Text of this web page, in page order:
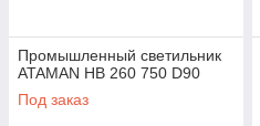
Промышленный светильник
ATAMAN HB 260 750 D90
Под заказ